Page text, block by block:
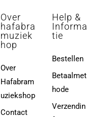
Over
hafabra
muziek
hop
Over
Hafabram
uziekshop
Contact
Help &
Informa
tie
Bestellen
Betaalmet
hode
Verzendin